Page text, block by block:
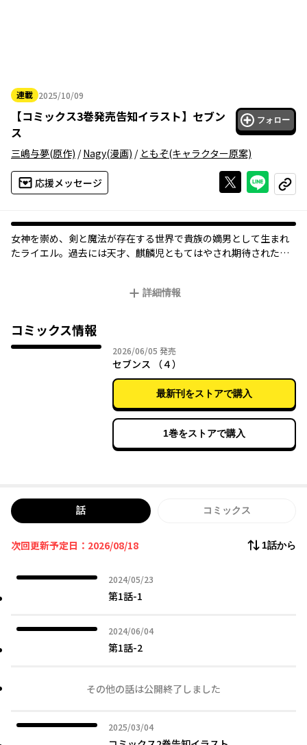
連載 2025/10/09
2025年10月09日
【コミックス3巻発売告知イラスト】 セブン
ス
フォロー
三嶋与夢(原作) /Nagy(漫画) / ともぞ(キャラクター原案)
応援メッセージ Xで投稿する
ライン
コピー
女神を崇め、剣と魔法が存在する世界で貴族の嫡男として生まれ
たライエル。過去には天才、麒麟児ともてはやされ期待されたラ
エルとの戦いを提案され、セレスと対峙すことになったライエ
座をセレスに奪われ存在そのものも失われてしまう。傷つき失意
したライエルだったが、屋敷の庭に住み込む老人に助けられ、宝
玉のついた首飾りを受け取る。それは老人が先代─ライエルの祖
父から預かっていた、【アーツ】が記録された青い玉は、ウォル
ト家の家宝とも言うべき物だった。 歴代当主七人のアーツが記
録された宝玉を託されたライエルは、それを持って屋敷を去るの
詳細情報
コミックス情報
2026/06/05 2026年06月05日
発売
セブンス （４）
最新刊をストアで購入
1巻をストアで購入
話 コミックス
次回更新予定日：2026/08/18 1話から
2024/05/23
2024年05月23日
第1話-1
2024/06/04
2024年06月04日
第1話-2
その他の話は公開終了しました
2025/03/04
2025年03月04日